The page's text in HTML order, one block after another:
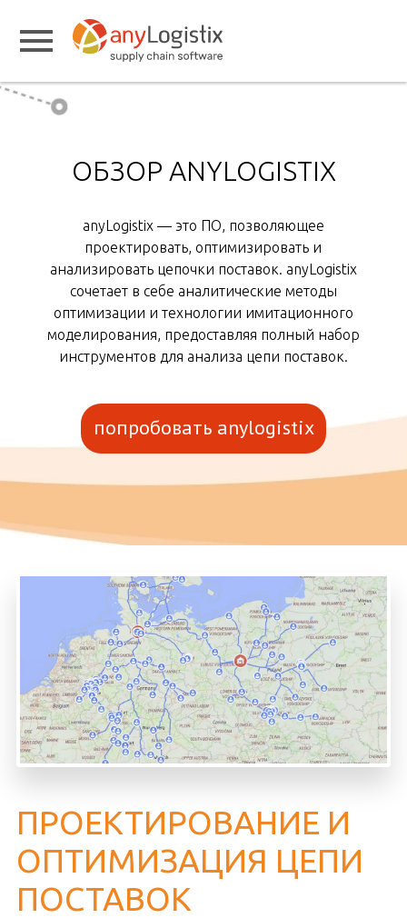
ОБЗОР ANYLOGISTIX
anyLogistix — это ПО, позволяющее
проектировать, оптимизировать и
анализировать цепочки поставок. anyLogistix
сочетает в себе аналитические методы
оптимизации и технологии имитационного
моделирования, предоставляя полный набор
инструментов для анализа цепи поставок.
попробовать anylogistix
ПРОЕКТИРОВАНИЕ И
ОПТИМИЗАЦИЯ ЦЕПИ
ПОСТАВОК